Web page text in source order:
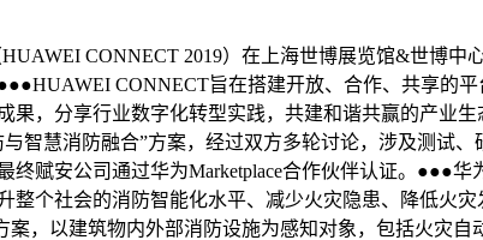
CONNECT 2019）在上海世博展览馆&世博
CONNECT旨在搭建开放、合作、共享的
成果，分享行业数字化转型实践，共建和谐共赢
智慧消防融合”方案，经过双方多轮讨论，涉及测试
终赋安公司通过华为Marketplace合作伙伴认证。●●●
整个社会的消防智能化水平、减少火灾隐患、降低火
，以建筑物内外部消防设施为感知对象，包括火灾自